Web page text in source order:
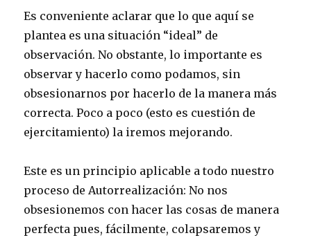
Es conveniente aclarar que lo que aquí se
plantea es una situación “ideal” de
observación. No obstante, lo importante es
observar y hacerlo como podamos, sin
obsesionarnos por hacerlo de la manera más
correcta. Poco a poco (esto es cuestión de
ejercitamiento) la iremos mejorando.
Este es un principio aplicable a todo nuestro
proceso de Autorrealización: No nos
obsesionemos con hacer las cosas de manera
perfecta pues, fácilmente, colapsaremos y